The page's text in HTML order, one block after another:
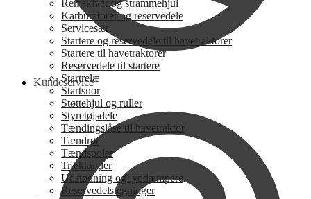
Kundeservice
Remskiver og strammehjul
Karburatorer og reservedele
Servicesæt
Startere og reservedele til havetraktorer
Startere til havetraktorer
Reservedele til startere
Startrelæ
Startsnor
Støttehjul og ruller
Styretøjsdele
Tændingslåse til havetraktor
Tændrør
Tændspoler
Trækkugler
Udstødning og lyddæmpere
Reservedelstegninger